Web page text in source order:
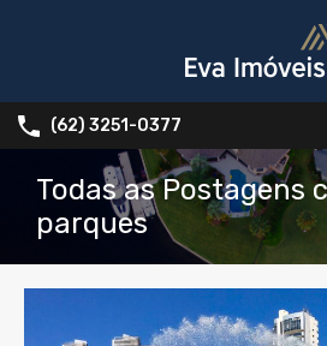
(62) 3251-0377
Todas as Postagens
parques